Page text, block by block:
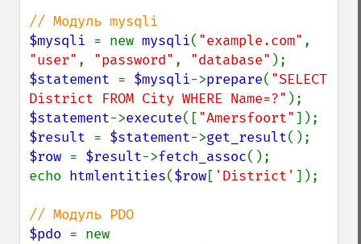
$mysqli = new mysqli( "example.com"
"user" , "password" , "database"
$statement = $mysqli->prepare( "SELECT
District FROM City WHERE Name=?"
$statement->execute(["Amersfoort"
$result = $statement->get_result
$row = $result->fetch_assoc();
echo htmlentities($row[ 'District' ]);
$pdo